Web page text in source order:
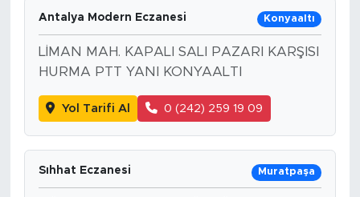
Antalya Modern Eczanesi Konyaaltı
LİMAN MAH. KAPALI SALI PAZARI KARŞISI
HURMA PTT YANI KONYAALTI
Yol Tarifi Al 0 (242) 259 19 09
Sıhhat Eczanesi Muratpaşa